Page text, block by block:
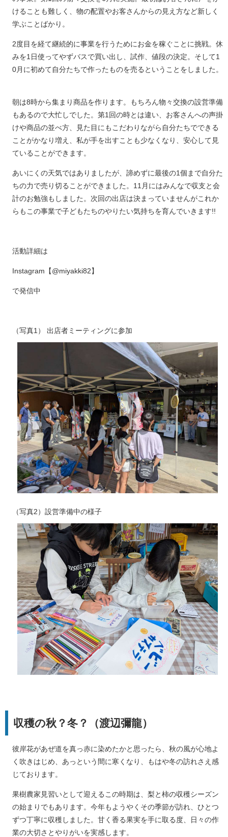
けることも難しく、物の配置やお客さんからの見え方など新しく
学ぶことばかり。
2度目を経て継続的に事業を行うためにお金を稼ぐことに挑戦。休
みを1日使ってやずバスで買い出し、試作、値段の決定。そして1
0月に初めて自分たちで作ったものを売るということをしました。
朝は8時から集まり商品を作ります。もちろん物々交換の設営準備
もあるので大忙しでした。第1回の時とは違い、お客さんへの声掛
けや商品の並べ方、見た目にもこだわりながら自分たちでできる
ことがかなり増え、私が手を出すことも少なくなり、安心して見
ていることができます。
あいにくの天気ではありましたが、諦めずに最後の1個まで自分た
ちの力で売り切ることができました。11月にはみんなで収支と会
計のお勉強もしました。次回の出店は決まっていませんがこれか
らもこの事業で子どもたちのやりたい気持ちを育んでいきます!!
活動詳細は
Instagram【@miyakki82】
で発信中
（写真1） 出店者ミーティングに参加
（写真2）設営準備中の様子
収穫の秋？冬？（渡辺彌龍）
彼岸花があぜ道を真っ赤に染めたかと思ったら、秋の風が心地よ
く吹きはじめ、あっという間に寒くなり、もはや冬の訪れさえ感
じております。
果樹農家見習いとして迎えるこの時期は、梨と柿の収穫シーズン
の始まりでもあります。今年もようやくその季節が訪れ、ひとつ
ずつ丁寧に収穫しました。甘く香る果実を手に取る度、日々の作
業の大切さとやりがいを実感します。